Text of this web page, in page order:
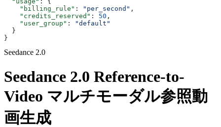
    "billing_rule"
: "per_second" ,
    "credits_reserved"
: 50 ,
    "user_group"
:
"default"
  }
}
Seedance 2.0
Seedance 2.0 Reference-to-
Video マルチモーダル参照動
画生成